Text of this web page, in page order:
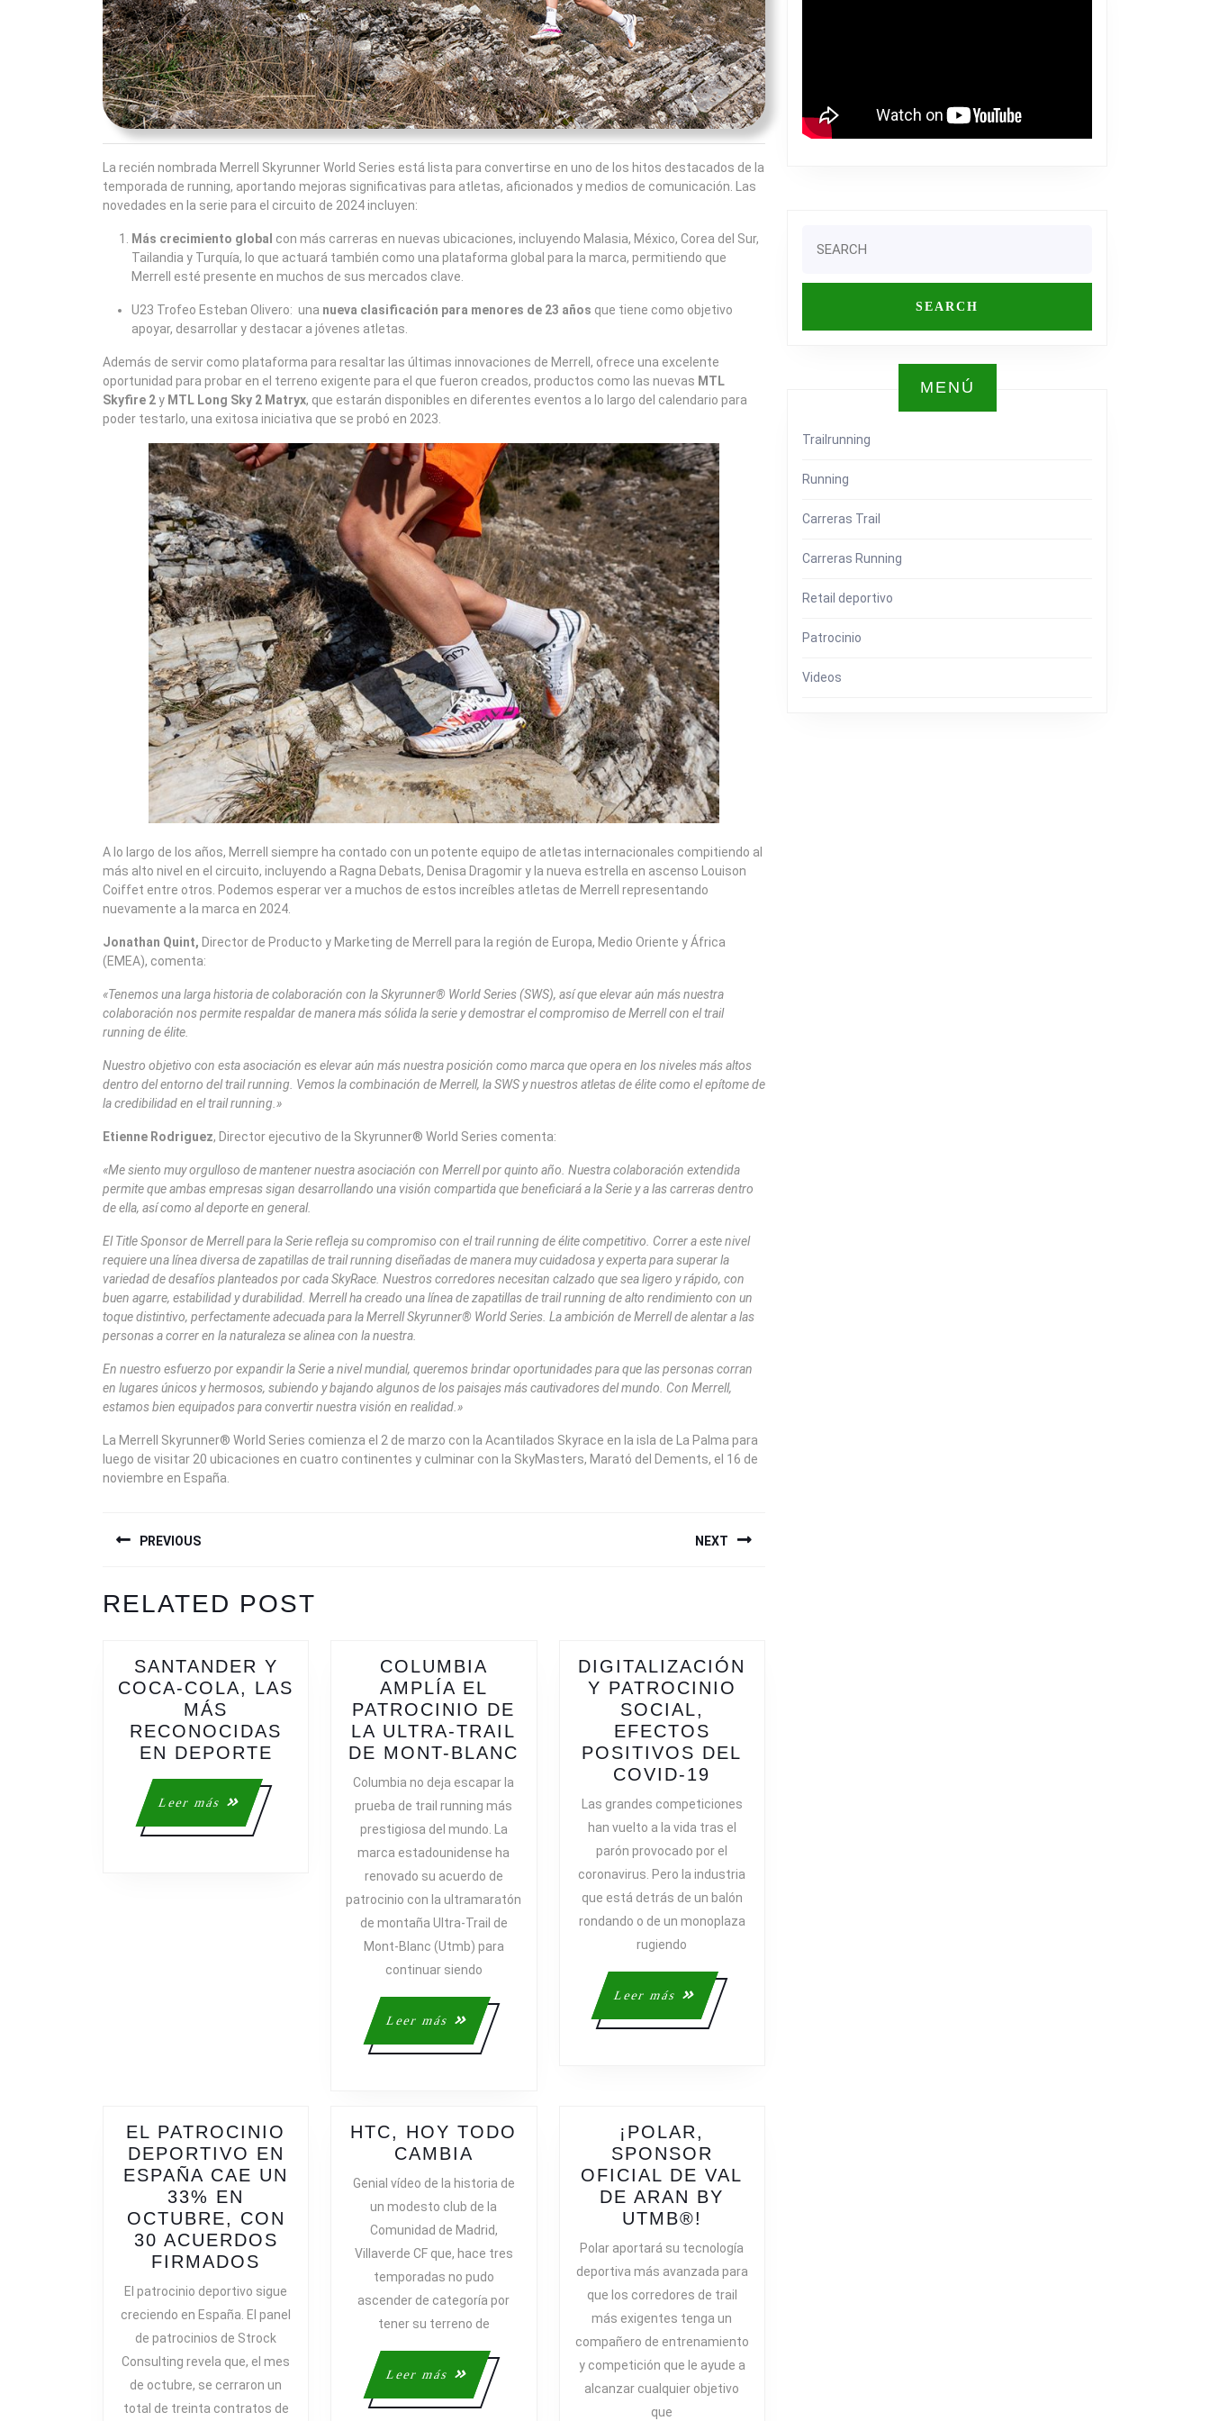
La recién nombrada Merrell Skyrunner World Series está lista para convertirse en uno de los hitos destacados de la
temporada de running, aportando mejoras significativas para atletas, aficionados y medios de comunicación. Las
novedades en la serie para el circuito de 2024 incluyen:
Más crecimiento global con más carreras en nuevas ubicaciones, incluyendo Malasia, México, Corea del Sur,
Tailandia y Turquía, lo que actuará también como una plataforma global para la marca, permitiendo que
Merrell esté presente en muchos de sus mercados clave.
U23 Trofeo Esteban Olivero: una nueva clasificación para menores de 23 años que tiene como objetivo
apoyar, desarrollar y destacar a jóvenes atletas.
Además de servir como plataforma para resaltar las últimas innovaciones de Merrell, ofrece una excelente
oportunidad para probar en el terreno exigente para el que fueron creados, productos como las nuevas MTL
Skyfire 2y MTL Long Sky 2 Matryx, que estarán disponibles en diferentes eventos a lo largo del calendario para
poder testarlo, una exitosa iniciativa que se probó en 2023.
A lo largo de los años, Merrell siempre ha contado con un potente equipo de atletas internacionales compitiendo al
más alto nivel en el circuito, incluyendo a Ragna Debats, Denisa Dragomir y la nueva estrella en ascenso Louison
Coiffet entre otros. Podemos esperar ver a muchos de estos increíbles atletas de Merrell representando
nuevamente a la marca en 2024.
Jonathan Quint, Director de Producto y Marketing de Merrell para la región de Europa, Medio Oriente y África
(EMEA), comenta:
«Tenemos una larga historia de colaboración con la Skyrunner® World Series (SWS), así que elevar aún más nuestra
colaboración nos permite respaldar de manera más sólida la serie y demostrar el compromiso de Merrell con el trail
running de élite.
Nuestro objetivo con esta asociación es elevar aún más nuestra posición como marca que opera en los niveles más altos
dentro del entorno del trail running. Vemos la combinación de Merrell, la SWS y nuestros atletas de élite como el epítome de
la credibilidad en el trail running.»
Etienne Rodriguez, Director ejecutivo de la Skyrunner® World Series comenta:
«Me siento muy orgulloso de mantener nuestra asociación con Merrell por quinto año. Nuestra colaboración extendida
permite que ambas empresas sigan desarrollando una visión compartida que beneficiará a la Serie y a las carreras dentro
de ella, así como al deporte en general.
El Title Sponsor de Merrell para la Serie refleja su compromiso con el trail running de élite competitivo. Correr a este nivel
requiere una línea diversa de zapatillas de trail running diseñadas de manera muy cuidadosa y experta para superar la
variedad de desafíos planteados por cada SkyRace. Nuestros corredores necesitan calzado que sea ligero y rápido, con
buen agarre, estabilidad y durabilidad. Merrell ha creado una línea de zapatillas de trail running de alto rendimiento con un
toque distintivo, perfectamente adecuada para la Merrell Skyrunner® World Series. La ambición de Merrell de alentar a las
personas a correr en la naturaleza se alinea con la nuestra.
En nuestro esfuerzo por expandir la Serie a nivel mundial, queremos brindar oportunidades para que las personas corran
en lugares únicos y hermosos, subiendo y bajando algunos de los paisajes más cautivadores del mundo. Con Merrell,
estamos bien equipados para convertir nuestra visión en realidad.»
La Merrell Skyrunner® World Series comienza el 2 de marzo con la Acantilados Skyrace en la isla de La Palma para
luego de visitar 20 ubicaciones en cuatro continentes y culminar con la SkyMasters, Marató del Dements, el 16 de
noviembre en España.
DE
ENTRADAS
PREVIOUS
post:
NEXT
RELATED POST
SANTANDER Y
COCA-COLA, LAS
MÁS
RECONOCIDAS
EN DEPORTE SANTANDER
COCA-
RECONOCIDAS
DEPORTE
Leer más
Leer
más
COLUMBIA
AMPLÍA EL
PATROCINIO DE
LA ULTRA-TRAIL
DE MONT-BLANC COLUMBIA
PATROCINIO
ULTRA-
TRAIL
Columbia no deja escapar la
prueba de trail running más
prestigiosa del mundo. La
marca estadounidense ha
renovado su acuerdo de
patrocinio con la ultramaratón
de montaña Ultra-Trail de
Mont-Blanc (Utmb) para
continuar siendo
Leer más
Leer
más
DIGITALIZACIÓN
Y PATROCINIO
SOCIAL,
EFECTOS
POSITIVOS DEL
COVID-19
Y
SOCIAL,
EFECTOS
POSITIVOS
DEL
COVID-
Las grandes competiciones
han vuelto a la vida tras el
parón provocado por el
coronavirus. Pero la industria
que está detrás de un balón
rondando o de un monoplaza
rugiendo
Leer más
Leer
más
EL PATROCINIO
DEPORTIVO EN
ESPAÑA CAE UN
33% EN
OCTUBRE, CON
30 ACUERDOS
FIRMADOS
PATROCINIO
DEPORTIVO
EN
ESPAÑA
CAE
UN
33%
El patrocinio deportivo sigue
creciendo en España. El panel
de patrocinios de Strock
Consulting revela que, el mes
de octubre, se cerraron un
total de treinta contratos de
HTC, HOY TODO
CAMBIA
HOY
CAMBIA
Genial vídeo de la historia de
un modesto club de la
Comunidad de Madrid,
Villaverde CF que, hace tres
temporadas no pudo
ascender de categoría por
tener su terreno de
Leer más
Leer
más
¡POLAR,
SPONSOR
OFICIAL DE VAL
DE ARAN BY
UTMB®!
SPONSOR
OFICIAL
DE
VAL
DE
ARAN
BY
UTMB®!
Polar aportará su tecnología
deportiva más avanzada para
que los corredores de trail
más exigentes tenga un
compañero de entrenamiento
y competición que le ayude a
alcanzar cualquier objetivo
que
for:
MENÚ
Trailrunning
Running
Carreras Trail
Carreras Running
Retail deportivo
Patrocinio
Videos